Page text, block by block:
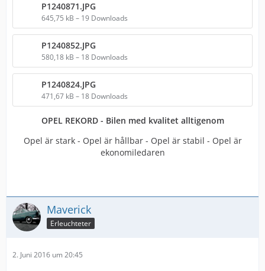
P1240871.JPG
645,75 kB – 19 Downloads
P1240852.JPG
580,18 kB – 18 Downloads
P1240824.JPG
471,67 kB – 18 Downloads
OPEL REKORD - Bilen med kvalitet alltigenom
Opel är stark - Opel är hållbar - Opel är stabil - Opel är
ekonomiledaren
Maverick
Erleuchteter
2. Juni 2016 um 20:45